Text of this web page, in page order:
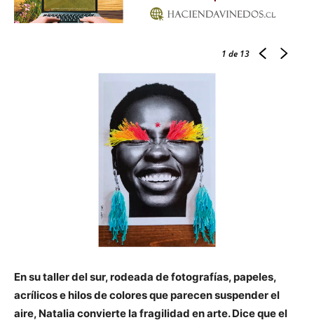
1 de 13
En su taller del sur, rodeada de fotografías, papeles,
acrílicos e hilos de colores que parecen suspender el
aire, Natalia convierte la fragilidad en arte. Dice que el